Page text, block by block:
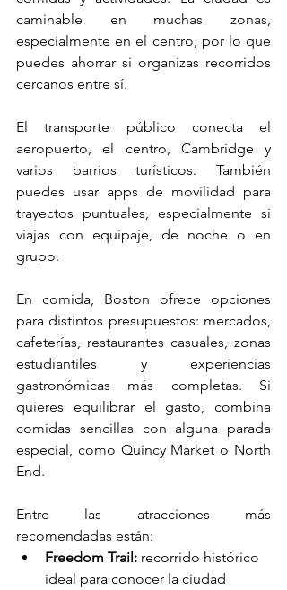
caminable en muchas zonas,
especialmente en el centro, por lo que
puedes ahorrar si organizas recorridos
cercanos entre sí.
El transporte público conecta el
aeropuerto, el centro, Cambridge y
varios barrios turísticos. También
puedes usar apps de movilidad para
trayectos puntuales, especialmente si
viajas con equipaje, de noche o en
grupo.
En comida, Boston ofrece opciones
para distintos presupuestos: mercados,
cafeterías, restaurantes casuales, zonas
estudiantiles y experiencias
gastronómicas más completas. Si
quieres equilibrar el gasto, combina
comidas sencillas con alguna parada
especial, como Quincy Market o North
End.
Entre las atracciones más
recomendadas están:
Freedom Trail: recorrido histórico
ideal para conocer la ciudad